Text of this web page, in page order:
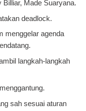
Billiar, Made Suaryana.
deadlock.
menggelar agenda
langkah-langkah
sah sesuai aturan